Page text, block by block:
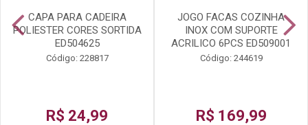
CAPA PARA CADEIRA
POLIESTER CORES SORTIDA
ED504625
Código: 228817
R$ 24,99
JOGO FACAS COZINHA
INOX COM SUPORTE
ACRILICO 6PCS ED509001
Código: 244619
R$ 169,99